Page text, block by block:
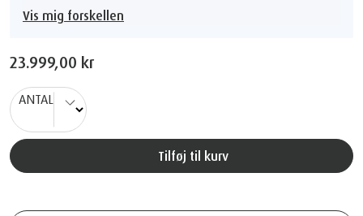
Vis mig forskellen
23.999,00 kr
ANTAL
Tilføj til kurv